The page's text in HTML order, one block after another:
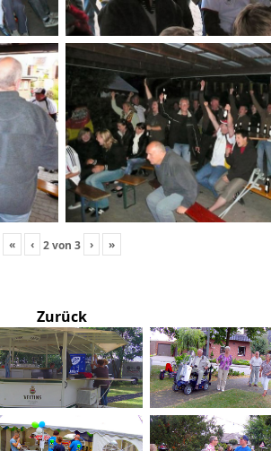
« ‹ 2von 3 › »
Zurück